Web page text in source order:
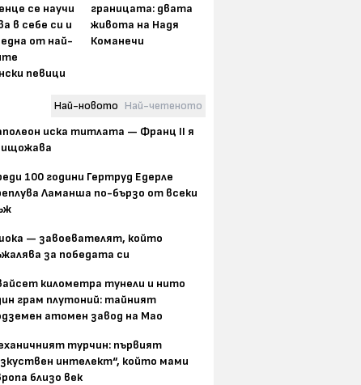
се научи
в себе си и
от най-
певици
границата: двата
живота на Надя
Команечи
Най-новото Най-четеното
иска титлата — Франц II я
100 години Гертруд Едерле
Ламанша по-бързо от всеки
— завоевателят, който
за победата си
километра тунели и нито
грам плутоний: тайният
атомен завод на Мао
турчин: първият
интелект“, който мами
близо век